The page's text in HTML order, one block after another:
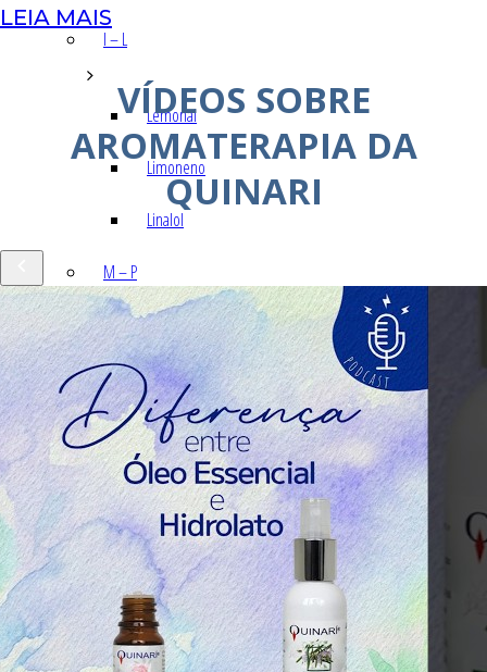
I – L
Lemonal
Limoneno
Linalol
M – P
Mentol
Mirceno
Miristicina
Pineno
Q – T
Safrol
LEIA MAIS
VÍDEOS SOBRE
AROMATERAPIA DA
QUINARI